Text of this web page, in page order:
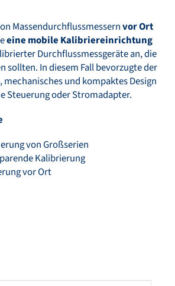
Massendurchflussmessernvor Ort
eine mobile Kalibriereinrichtung
Durchflussmessgeräte an, die
sollten. In diesem Fall bevorzugte der
mechanisches und kompaktes Design
Steuerung oder Stromadapter.
von Großserien
Kalibrierung
vor Ort